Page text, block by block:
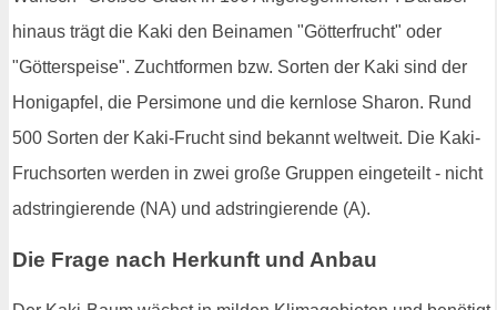
hinaus trägt die Kaki den Beinamen "Götterfrucht" oder
"Götterspeise". Zuchtformen bzw. Sorten der Kaki sind der
Honigapfel, die Persimone und die kernlose Sharon. Rund
500 Sorten der Kaki-Frucht sind bekannt weltweit. Die Kaki-
Fruchsorten werden in zwei große Gruppen eingeteilt - nicht
adstringierende (NA) und adstringierende (A).
Die Frage nach Herkunft und Anbau